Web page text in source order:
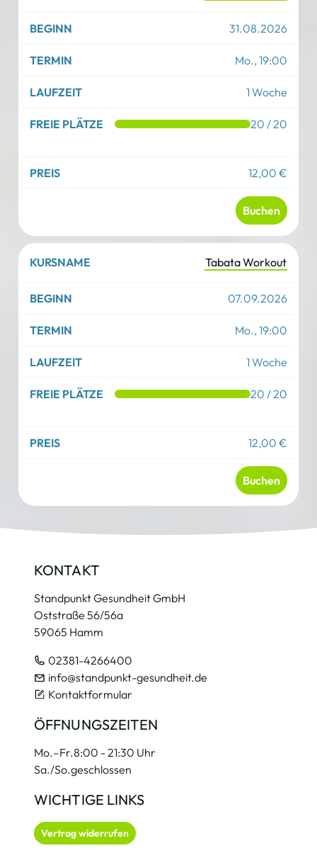
31.08.2026
Mo., 19:00
1 Woche
20 / 20
12,00 €
Buchen
Tabata Workout
07.09.2026
Mo., 19:00
1 Woche
20 / 20
12,00 €
Buchen
KONTAKT
Standpunkt Gesundheit GmbH
Oststraße 56/56a
59065 Hamm
02381-4266400
info@standpunkt-gesundheit.de
Kontaktformular
ÖFFNUNGSZEITEN
Mo.–Fr.8:00 - 21:30 Uhr
Sa./So.geschlossen
WICHTIGE LINKS
Vertrag widerrufen